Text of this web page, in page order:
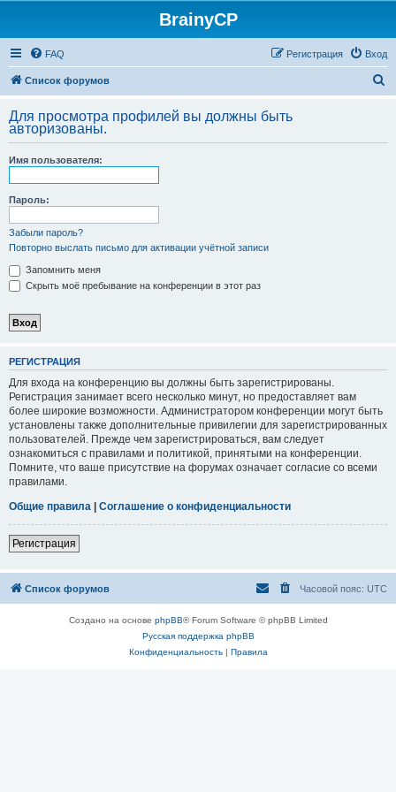
BrainyCP
FAQ Вход
Регистрация
Список форумов
с
Для просмотра профилей вы должны быть
авторизованы.
Имя пользователя:
Пароль:
Забыли пароль?
Повторно выслать письмо для активации учётной записи
Запомнить меня
Скрыть моё пребывание на конференции в этот раз
РЕГИСТРАЦИЯ
Для входа на конференцию вы должны быть зарегистрированы.
Регистрация занимает всего несколько минут, но предоставляет вам
более широкие возможности. Администратором конференции могут быть
установлены также дополнительные привилегии для зарегистрированных
пользователей. Прежде чем зарегистрироваться, вам следует
ознакомиться с правилами и политикой, принятыми на конференции.
Помните, что ваше присутствие на форумах означает согласие со всеми
правилами.
Общие правила | Соглашение о конфиденциальности
Регистрация
Список форумов Часовой пояс: UTC
Создано на основе phpBB® Forum Software © phpBB Limited
Русская поддержка phpBB
Конфиденциальность| Правила